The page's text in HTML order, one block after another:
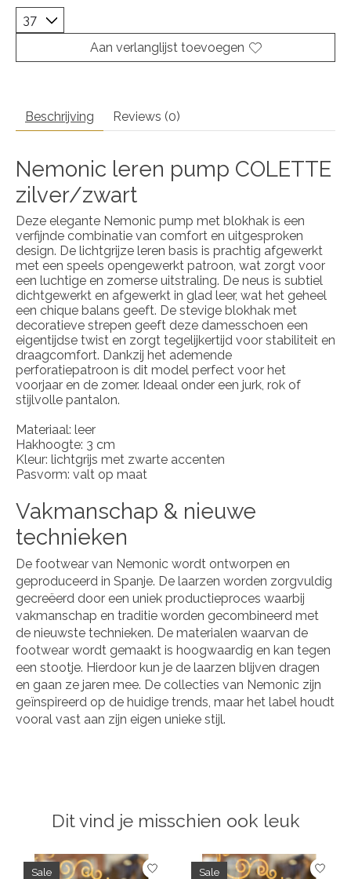
Aan verlanglijst toevoegen
Beschrijving Reviews (0)
Nemonic leren pump COLETTE
zilver/zwart
Deze elegante Nemonic pump met blokhak is een
verfijnde combinatie van comfort en uitgesproken
design. De lichtgrijze leren basis is prachtig afgewerkt
met een speels opengewerkt patroon, wat zorgt voor
een luchtige en zomerse uitstraling. De neus is subtiel
dichtgewerkt en afgewerkt in glad leer, wat het geheel
een chique balans geeft. De stevige blokhak met
decoratieve strepen geeft deze damesschoen een
eigentijdse twist en zorgt tegelijkertijd voor stabiliteit en
draagcomfort. Dankzij het ademende
perforatiepatroon is dit model perfect voor het
voorjaar en de zomer. Ideaal onder een jurk, rok of
stijlvolle pantalon.
Materiaal: leer
Hakhoogte: 3 cm
Kleur: lichtgrijs met zwarte accenten
Pasvorm: valt op maat
Vakmanschap & nieuwe
technieken
De footwear van Nemonic wordt ontworpen en
geproduceerd in Spanje. De laarzen worden zorgvuldig
gecreëerd door een uniek productieproces waarbij
vakmanschap en traditie worden gecombineerd met
de nieuwste technieken. De materialen waarvan de
footwear wordt gemaakt is hoogwaardig en kan tegen
een stootje. Hierdoor kun je de laarzen blijven dragen
en gaan ze jaren mee. De collecties van Nemonic zijn
geïnspireerd op de huidige trends, maar het label houdt
vooral vast aan zijn eigen unieke stijl.
Dit vind je misschien ook leuk
Items van productcarrousel
Sale Sale